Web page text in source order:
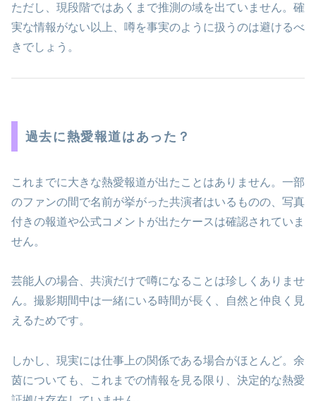
ただし、現段階ではあくまで推測の域を出ていません。確
実な情報がない以上、噂を事実のように扱うのは避けるべ
きでしょう。
過去に熱愛報道はあった？
これまでに大きな熱愛報道が出たことはありません。一部
のファンの間で名前が挙がった共演者はいるものの、写真
付きの報道や公式コメントが出たケースは確認されていま
せん。
芸能人の場合、共演だけで噂になることは珍しくありませ
ん。撮影期間中は一緒にいる時間が長く、自然と仲良く見
えるためです。
しかし、現実には仕事上の関係である場合がほとんど。余
茵についても、これまでの情報を見る限り、決定的な熱愛